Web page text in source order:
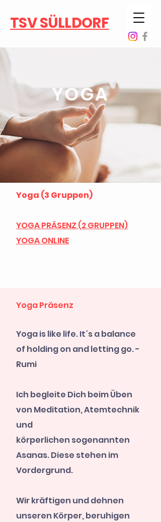
TSV SÜLLDORF
YOGA
Yoga (3 Gruppen)
YOGA PRÄSENZ (2 GRUPPEN)
YOGA ONLINE
Yoga Präsenz
Yoga is like life. It´s a balance
of holding on and letting go. -
Rumi
Ich begleite Dich beim Üben
von Meditation, Atemtechnik
und
körperlichen sogenannten
Asanas. Diese stehen im
Vordergrund.
Wir kräftigen und dehnen
unseren Körper, beruhigen